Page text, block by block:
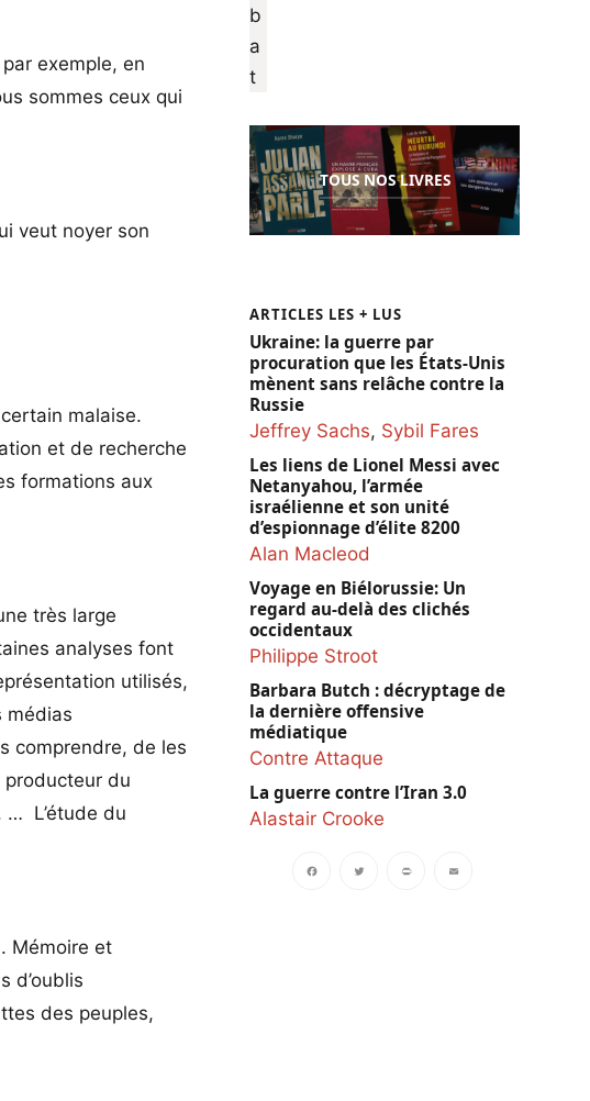
exemple, en
sommes ceux qui
veut noyer son
malaise.
et de recherche
formations aux
très large
analyses font
utilisés,
médias
comprendre, de les
producteur du
… L’étude du
Mémoire et
d’oublis
des peuples,
TOUS NOS LIVRES
ARTICLES LES + LUS
Ukraine: la guerre par
procuration que les États-Unis
mènent sans relâche contre la
Russie
Jeffrey Sachs, Sybil Fares
Les liens de Lionel Messi avec
Netanyahou, l’armée
israélienne et son unité
d’espionnage d’élite 8200
Alan Macleod
Voyage en Biélorussie: Un
regard au-delà des clichés
occidentaux
Philippe Stroot
Barbara Butch : décryptage de
la dernière offensive
médiatique
Contre Attaque
La guerre contre l’Iran 3.0
Alastair Crooke